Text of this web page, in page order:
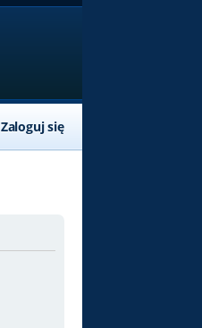
Zaloguj się